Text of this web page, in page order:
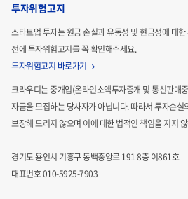
투자위험고지
스타트업 투자는 원금 손실과 유동성 및 현금성에 대
전에 투자위험고지를 꼭 확인해주세요.
투자위험고지 바로가기
크라우디는 중개업(온라인소액투자중개 및 통신판매
자금을 모집하는당사자가 아닙니다. 따라서 투자손실
보장해 드리지 않으며 이에 대한 법적인 책임을 지지
경기도 용인시 기흥구 동백중앙로 191 8층 이861호
대표번호 010-5925-7903